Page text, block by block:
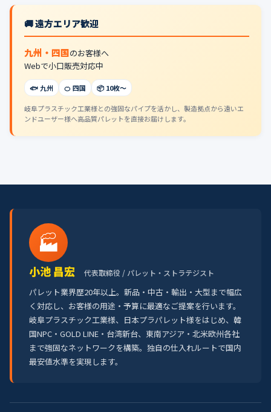
🚚 遠方エリア歓迎
九州・四国のお客様へ
Webで小口販売対応中
🐟 九州 🍊 四国 📦 10枚〜
岐阜プラスチック工業様との強固なパイプを活かし、製造拠点から遠いエ
ンドユーザー様へ高品質パレットを直接お届けします。
🏭
小池 昌宏 代表取締役 / パレット・ストラテジスト
パレット業界歴20年以上。新品・中古・輸出・大型まで幅広
く対応し、お客様の用途・予算に最適なご提案を行います。
岐阜プラスチック工業様、日本プラパレット様をはじめ、韓
国NPC・GOLD LINE・台湾新台、東南アジア・北米欧州各社
まで強固なネットワークを構築。独自の仕入れルートで国内
最安値水準を実現します。